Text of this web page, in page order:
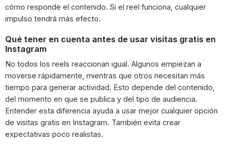
cómo responde el contenido. Si el reel funciona, cualquier
impulso tendrá más efecto.
Qué tener en cuenta antes de usar visitas gratis en
Instagram
No todos los reels reaccionan igual. Algunos empiezan a
moverse rápidamente, mientras que otros necesitan más
tiempo para generar actividad. Esto depende del contenido,
del momento en que se publica y del tipo de audiencia.
Entender esta diferencia ayuda a usar mejor cualquier opción
de visitas gratis en Instagram. También evita crear
expectativas poco realistas.